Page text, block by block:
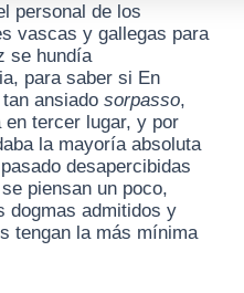
personal de los
vascas y gallegas para
se hundía
para saber si En
ansiado sorpasso,
en tercer lugar, y por
la mayoría absoluta
desapercibidas
piensan un poco,
dogmas admitidos y
tengan la más mínima